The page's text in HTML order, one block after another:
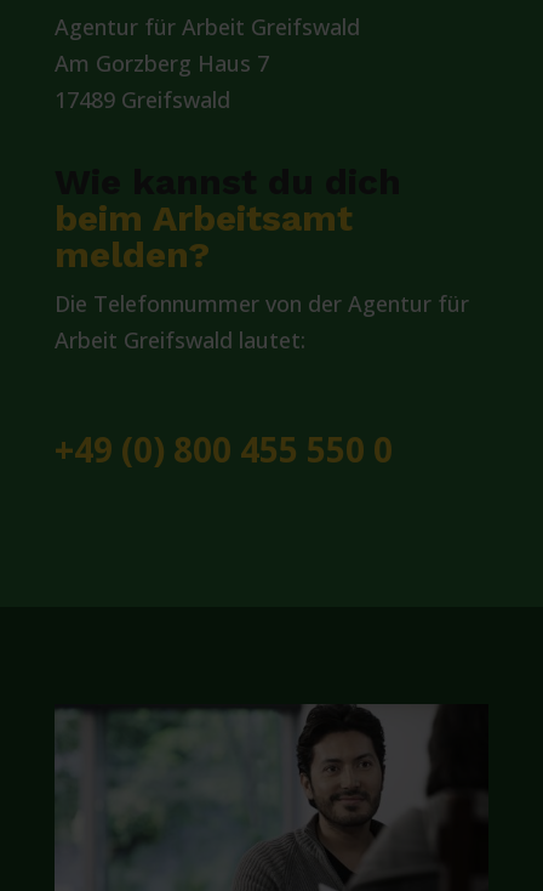
Agentur für Arbeit Greifswald
Am Gorzberg Haus 7
17489 Greifswald
beim Arbeitsamt
melden?
Die Telefonnummer von der Agentur für
Arbeit Greifswald lautet:
+49 (0) 800 455 550 0